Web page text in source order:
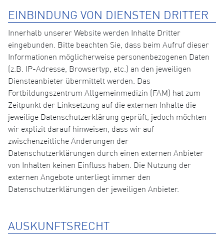
EINBINDUNG VON DIENSTEN DRITTER
Innerhalb unserer Website werden Inhalte Dritter
eingebunden. Bitte beachten Sie, dass beim Aufruf dieser
Informationen möglicherweise personenbezogenen Daten
(z.B. IP-Adresse, Browsertyp, etc.) an den jeweiligen
Diensteanbieter übermittelt werden. Das
Fortbildungszentrum Allgemeinmedizin (FAM) hat zum
Zeitpunkt der Linksetzung auf die externen Inhalte die
jeweilige Datenschutzerklärung geprüft, jedoch möchten
wir explizit darauf hinweisen, dass wir auf
zwischenzeitliche Änderungen der
Datenschutzerklärungen durch einen externen Anbieter
von Inhalten keinen Einfluss haben. Die Nutzung der
externen Angebote unterliegt immer den
Datenschutzerklärungen der jeweiligen Anbieter.
AUSKUNFTSRECHT